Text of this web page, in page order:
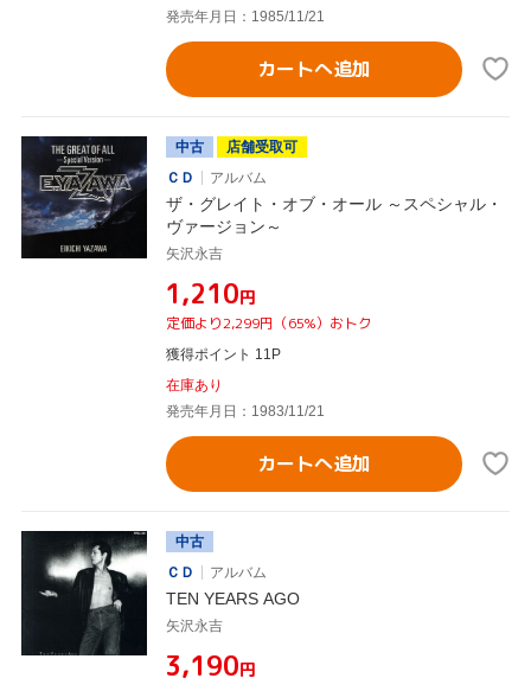
発売年月日：1985/11/21
カートへ追加
中古
店舗受取可
ＣＤ
アルバム
ザ・グレイト・オブ・オール ～スペシャル・
ヴァージョン～
矢沢永吉
¥1,210円
定価より2,299円（65%）おトク
獲得ポイント 11P
在庫あり
発売年月日：1983/11/21
カートへ追加
中古
ＣＤ
アルバム
TEN YEARS AGO
矢沢永吉
¥3,190円